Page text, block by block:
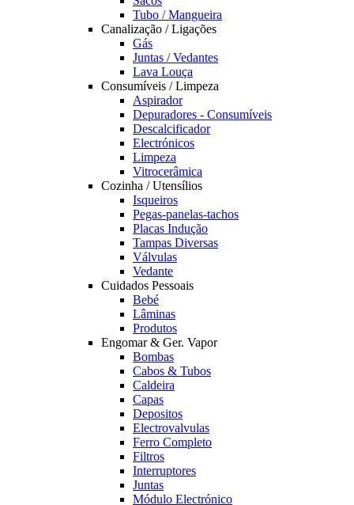
Tubo / Mangueira
Canalização / Ligações
Gás
Juntas / Vedantes
Lava Louça
Consumíveis / Limpeza
Aspirador
Depuradores - Consumíveis
Descalcificador
Electrónicos
Limpeza
Vitrocerâmica
Cozinha / Utensílios
Isqueiros
Pegas-panelas-tachos
Placas Indução
Tampas Diversas
Válvulas
Vedante
Cuidados Pessoais
Bebé
Lâminas
Produtos
Engomar & Ger. Vapor
Bombas
Cabos & Tubos
Caldeira
Capas
Depositos
Electrovalvulas
Ferro Completo
Filtros
Interruptores
Juntas
Módulo Electrónico